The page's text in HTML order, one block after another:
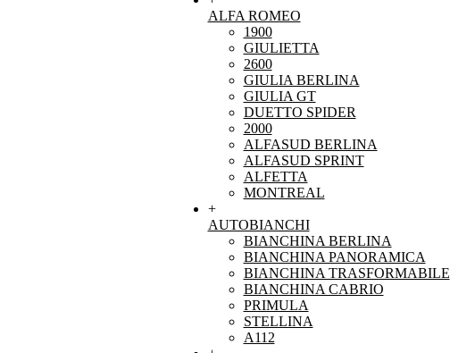
ALFA ROMEO
1900
GIULIETTA
2600
GIULIA BERLINA
GIULIA GT
DUETTO SPIDER
2000
ALFASUD BERLINA
ALFASUD SPRINT
ALFETTA
MONTREAL
+
AUTOBIANCHI
BIANCHINA BERLINA
BIANCHINA PANORAMICA
BIANCHINA TRASFORMABILE
BIANCHINA CABRIO
PRIMULA
STELLINA
A112